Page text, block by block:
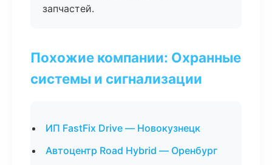
запчастей.
Похожие компании: Охранные
системы и сигнализации
ИП FastFix Drive — Новокузнецк
Автоцентр Road Hybrid — Оренбург